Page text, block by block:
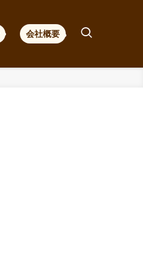
会社概要